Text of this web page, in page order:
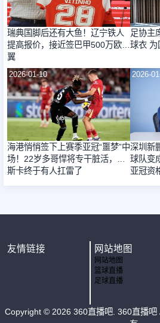
瑞典国脚后还有大鱼！辽宁铁人
提高报价，接近签巴甲500万欧飞
翼
足协主
球衣 为
2026-01-10
海港悄悄签下上赛季亚冠“噩梦”中
场！22岁多哥悍将专干脏活，奥
斯卡终于有人扛雷了
2026-
深圳新
球队变
亚冠资
友情链接 网站地图
网站地图
篮球直播
足球直播
Copyright © 2026 360直播吧. 360直播吧